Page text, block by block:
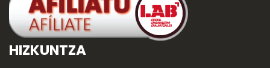
HIZKUNTZA